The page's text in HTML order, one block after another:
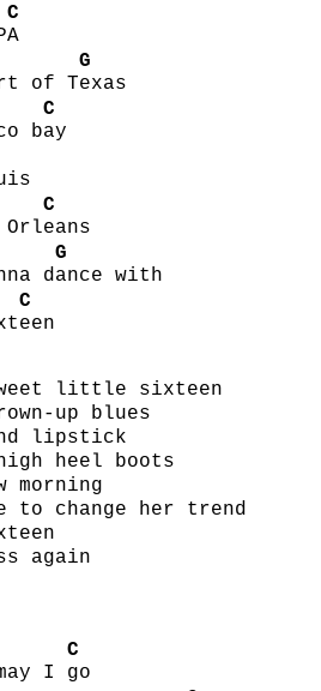
C
A
of T
G
exas
b
C
ay
Orl
C
eans
d
G
ance with
C
een
little sixteen
up blues
lipstick
heel boots
morning
to change her trend
again
I
C
go